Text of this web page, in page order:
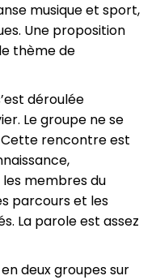
musique et sport,
Une proposition
thème de
déroulée
Le groupe ne se
rencontre est
membres du
parcours et les
La parole est assez
deux groupes sur